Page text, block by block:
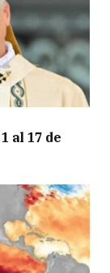
al 17 de